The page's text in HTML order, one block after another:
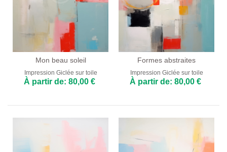
Mon beau soleil
Impression Giclée sur toile
À partir de: 80,00 €
Formes abstraites
Impression Giclée sur toile
À partir de: 80,00 €